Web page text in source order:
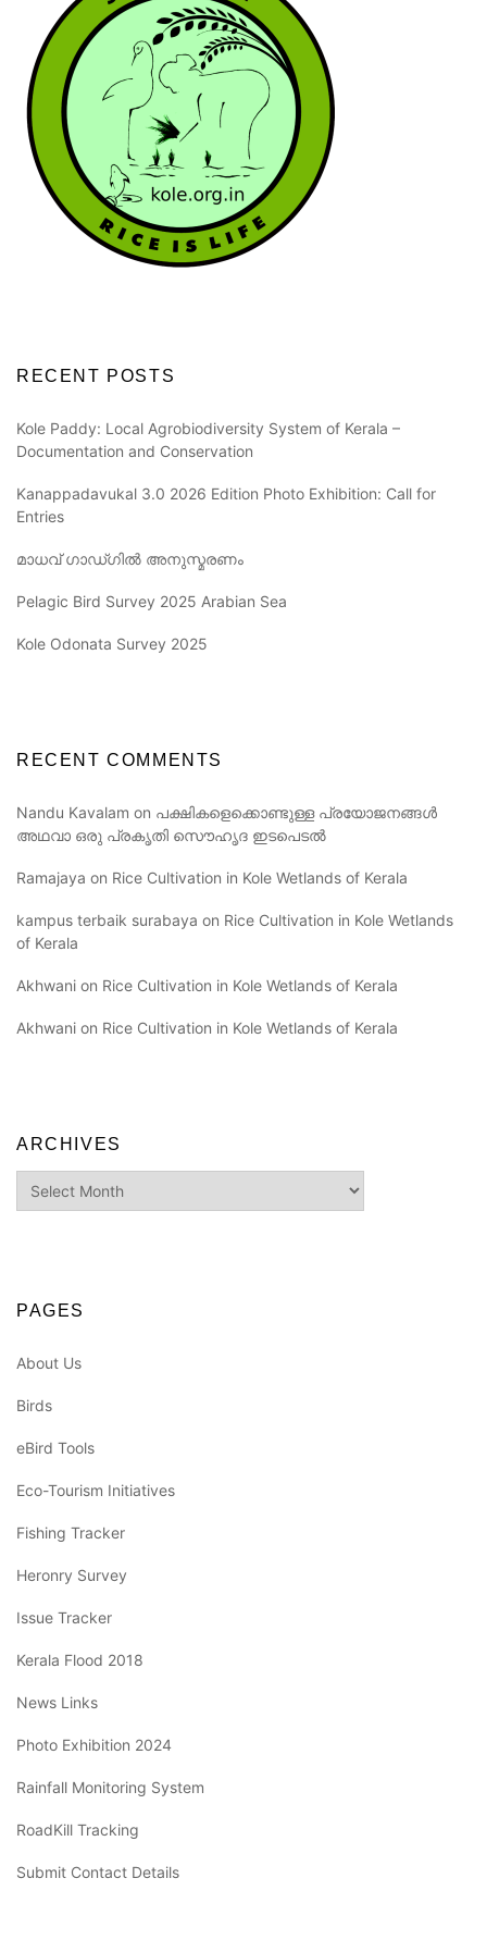
RECENT POSTS
Kole Paddy: Local Agrobiodiversity System of Kerala –
Documentation and Conservation
Kanappadavukal 3.0 2026 Edition Photo Exhibition: Call for
Entries
മാധവ് ഗാഡ്ഗിൽ അനുസ്മരണം
Pelagic Bird Survey 2025 Arabian Sea
Kole Odonata Survey 2025
RECENT COMMENTS
Nandu Kavalam on പക്ഷികളെക്കൊണ്ടുള്ള പ്രയോജനങ്ങൾ
അഥവാ ഒരു പ്രകൃതി സൌഹൃദ ഇടപെടൽ
Ramajaya on Rice Cultivation in Kole Wetlands of Kerala
kampus terbaik surabaya on Rice Cultivation in Kole Wetlands
of Kerala
Akhwani on Rice Cultivation in Kole Wetlands of Kerala
Akhwani on Rice Cultivation in Kole Wetlands of Kerala
ARCHIVES
Archives
PAGES
About Us
Birds
eBird Tools
Eco-Tourism Initiatives
Fishing Tracker
Heronry Survey
Issue Tracker
Kerala Flood 2018
News Links
Photo Exhibition 2024
Rainfall Monitoring System
RoadKill Tracking
Submit Contact Details